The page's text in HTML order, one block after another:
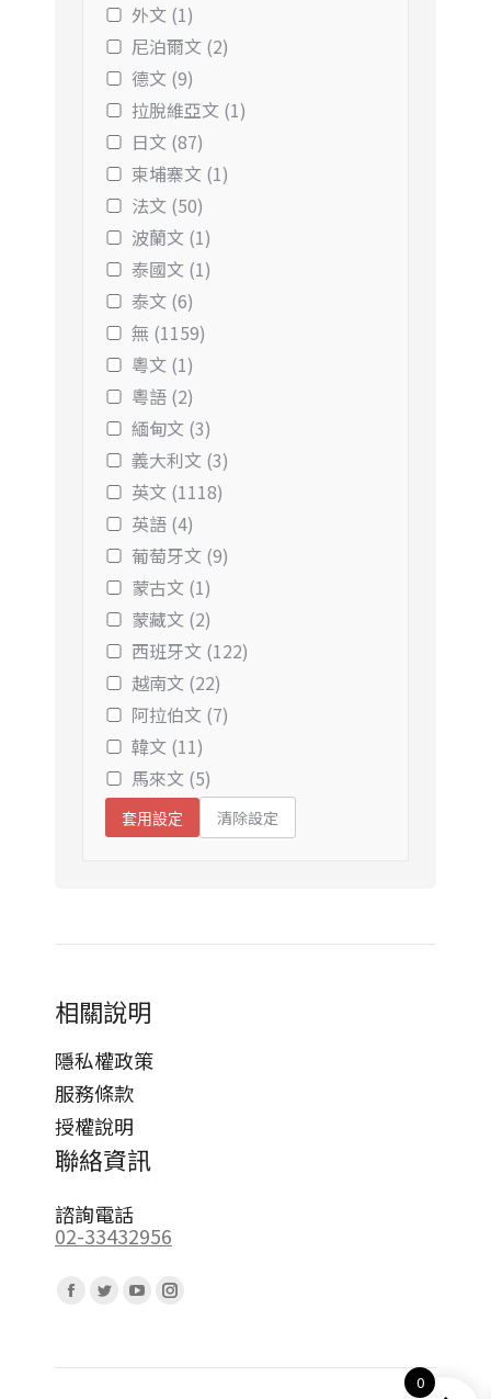
外文 (1)
尼泊爾文 (2)
德文 (9)
拉脫維亞文 (1)
日文 (87)
柬埔寨文 (1)
法文 (50)
波蘭文 (1)
泰國文 (1)
泰文 (6)
無 (1159)
粵文 (1)
粵語 (2)
緬甸文 (3)
義大利文 (3)
英文 (1118)
英語 (4)
葡萄牙文 (9)
蒙古文 (1)
蒙藏文 (2)
西班牙文 (122)
越南文 (22)
阿拉伯文 (7)
韓文 (11)
馬來文 (5)
套用設定 清除設定
相關說明
隱私權政策
服務條款
授權說明
聯絡資訊
諮詢電話
02-33432956
Facebook
opens
Twitter
opens
YouTube
opens
Instagram
opens
0